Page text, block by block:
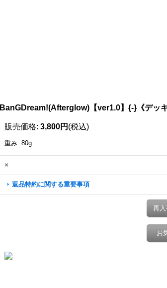
BanGDream!(Afterglow)【ver1.0】{-}《デッキ
販売価格: 3,800円 (税込)
重み: 80g
×
返品特約に関する重要事項
再
お